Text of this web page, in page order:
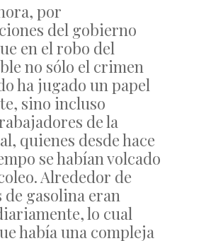
por
del gobierno
en el robo del
no sólo el crimen
ha jugado un papel
sino incluso
de la
quienes desde hace
se habían volcado
Alrededor de
de gasolina eran
lo cual
había una compleja